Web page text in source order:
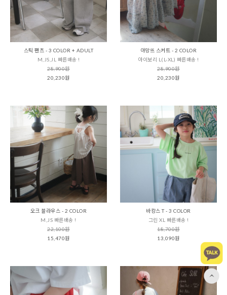
스틱 팬츠 - 3 COLOR + ADULT
M,JS,JL 빠른배송 !
28,900원
20,230원
아망뜨 스커트 - 2 COLOR
아이보리 L(L-XL) 빠른배송 !
28,900원
20,230원
오크 블라우스 - 2 COLOR
M,JS 빠른배송 !
22,100원
15,470원
바캉스 T - 3 COLOR
그린 XL 빠른배송 !
18,700원
13,090원